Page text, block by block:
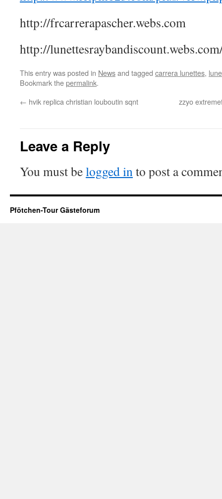
http://frcarrerapascher.webs.com
http://
This entry was posted in Newsand tagged carrera lunettes,
Bookmark thepermalink.
← hvik replica christian louboutin sqnt zzyo
Leave a Reply
You must belogged into post a
Pfötchen-Tour Gästeforum